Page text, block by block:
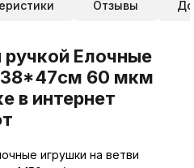
Отзывы
ручкой Елочные
38*47см 60 мкм
в интернет
игрушки на ветви